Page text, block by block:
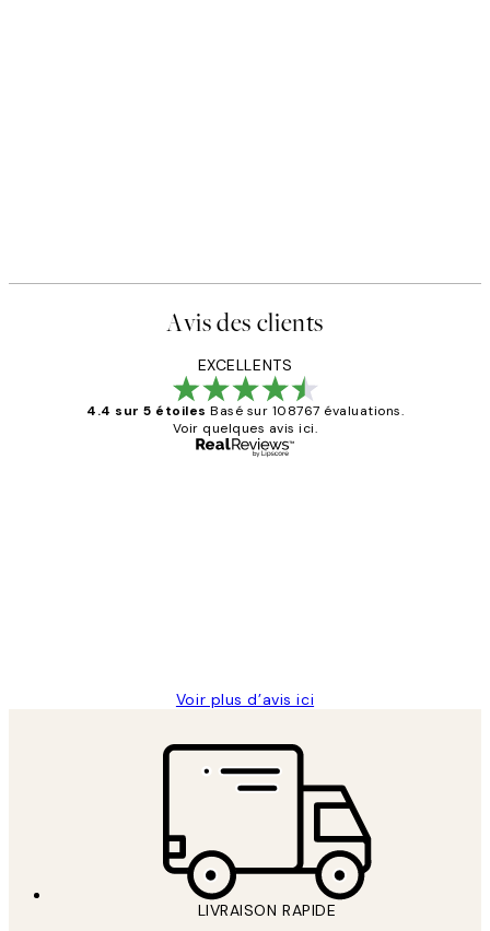
Avis des clients
EXCELLENTS
4.4 sur 5 étoiles Basé sur 108767 évaluations.
Voir quelques avis ici.
Voir plus d’avis ici
LIVRAISON RAPIDE